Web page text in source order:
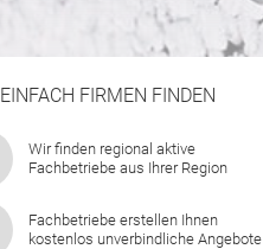
EINFACH FIRMEN FINDEN
Wir finden regional aktive
Fachbetriebe aus Ihrer Region
Fachbetriebe erstellen Ihnen
kostenlos unverbindliche Angebote